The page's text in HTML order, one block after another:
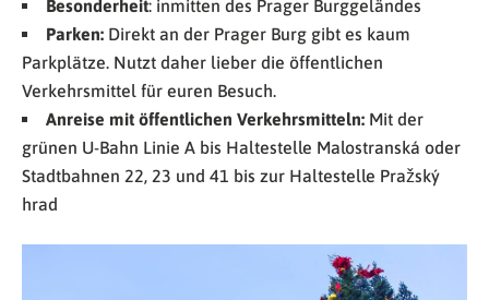
Besonderheit: inmitten des Prager Burggeländes
Parken: Direkt an der Prager Burg gibt es kaum
Parkplätze. Nutzt daher lieber die öffentlichen
Verkehrsmittel für euren Besuch.
Anreise mit öffentlichen Verkehrsmitteln: Mit der
grünen U-Bahn Linie A bis Haltestelle Malostranská oder
Stadtbahnen 22, 23 und 41 bis zur Haltestelle Pražský
hrad